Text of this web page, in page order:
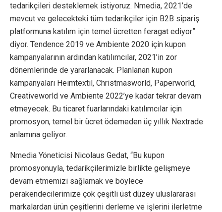
tedarikçileri desteklemek istiyoruz. Nmedia, 2021’de
mevcut ve gelecekteki tüm tedarikçiler için B2B sipariş
platformuna katılım için temel ücretten feragat ediyor”
diyor. Tendence 2019 ve Ambiente 2020 için kupon
kampanyalarının ardından katılımcılar, 2021’in zor
dönemlerinde de yararlanacak. Planlanan kupon
kampanyaları Heimtextil, Christmasworld, Paperworld,
Creativeworld ve Ambiente 2022’ye kadar tekrar devam
etmeyecek. Bu ticaret fuarlarındaki katılımcılar için
promosyon, temel bir ücret ödemeden üç yıllık Nextrade
anlamına geliyor.
Nmedia Yöneticisi Nicolaus Gedat, “Bu kupon
promosyonuyla, tedarikçilerimizle birlikte gelişmeye
devam etmemizi sağlamak ve böylece
perakendecilerimize çok çeşitli üst düzey uluslararası
markalardan ürün çeşitlerini derleme ve işlerini ilerletme